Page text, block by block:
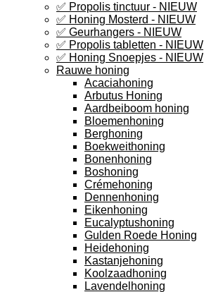
✅ Propolis tinctuur - NIEUW
✅ Honing Mosterd - NIEUW
✅ Geurhangers - NIEUW
✅ Propolis tabletten - NIEUW
✅ Honing Snoepjes - NIEUW
Rauwe honing
Acaciahoning
Arbutus Honing
Aardbeiboom honing
Bloemenhoning
Berghoning
Boekweithoning
Bonenhoning
Boshoning
Crémehoning
Dennenhoning
Eikenhoning
Eucalyptushoning
Gulden Roede Honing
Heidehoning
Kastanjehoning
Koolzaadhoning
Lavendelhoning